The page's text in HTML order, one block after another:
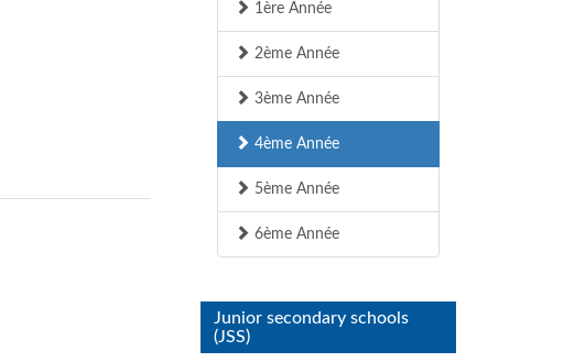
1ère Année
2ème Année
3ème Année
4ème Année
5ème Année
6ème Année
Junior secondary schools
(JSS)